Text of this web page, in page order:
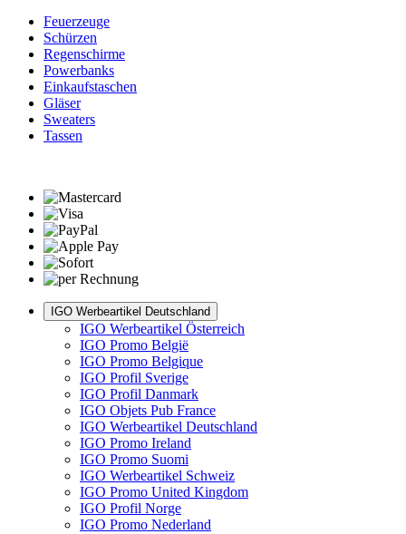
Feuerzeuge
Schürzen
Regenschirme
Powerbanks
Einkaufstaschen
Gläser
Sweaters
Tassen
IGO Werbeartikel Deutschland
IGO Werbeartikel Österreich
IGO Promo België
IGO Promo Belgique
IGO Profil Sverige
IGO Profil Danmark
IGO Objets Pub France
IGO Werbeartikel Deutschland
IGO Promo Ireland
IGO Promo Suomi
IGO Werbeartikel Schweiz
IGO Promo United Kingdom
IGO Profil Norge
IGO Promo Nederland